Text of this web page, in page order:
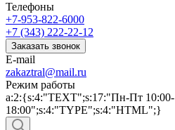
Телефоны
+7-953-822-6000
+7 (343) 222-22-12
Заказать звонок
E-mail
zakaztral@mail.ru
Режим работы
a:2:{s:4:"TEXT";s:17:"Пн-Пт 10:00-
18:00";s:4:"TYPE";s:4:"HTML";}